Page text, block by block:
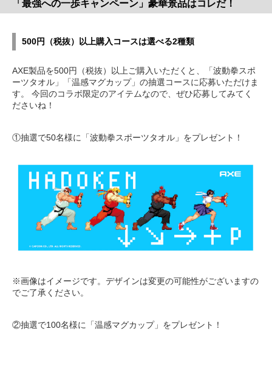
「最強への一歩キャンペーン」豪華景品はコレだ！
500円（税抜）以上購入コースは選べる2種類
AXE製品を500円（税抜）以上ご購入いただくと、「波動拳スポ
ーツタオル」「温感マグカップ」の抽選コースに応募いただけま
す。 今回のコラボ限定のアイテムなので、ぜひ応募してみてく
ださいね！
①抽選で50名様に「波動拳スポーツタオル」をプレゼント！
※画像はイメージです。デザインは変更の可能性がございますの
でご了承ください。
②抽選で100名様に「温感マグカップ」をプレゼント！